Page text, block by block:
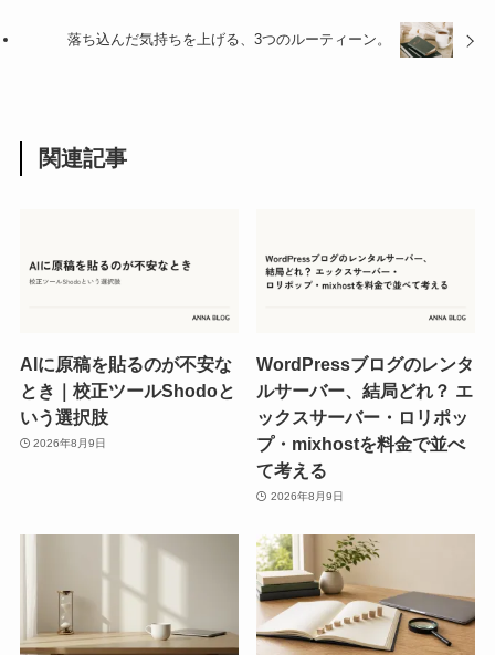
落ち込んだ気持ちを上げる、3つのルーティーン。
関連記事
AIに原稿を貼るのが不安な
とき｜校正ツールShodoと
いう選択肢
2026年8月9日
WordPressブログのレンタ
ルサーバー、結局どれ？ エ
ックスサーバー・ロリポッ
プ・mixhostを料金で並べ
て考える
2026年8月9日